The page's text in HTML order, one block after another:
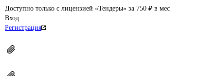
Доступно только с лицензией «Тендеры» за 750 ₽ в мес
Вход
Регистрация